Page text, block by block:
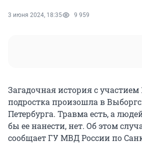
3 июня 2024, 18:35 9 959
Загадочная история с участием
подростка произошла в
Петербурга. Травма есть, а
бы ее нанести, нет. Об этом
сообщает ГУ МВД России по